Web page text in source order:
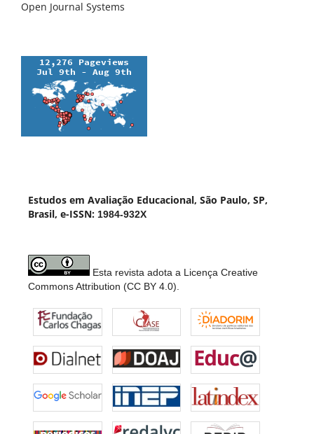
Open Journal Systems
Estudos em Avaliação Educacional, São Paulo, SP,
Brasil, e-ISSN: 1984-932X
Esta revista adota a Licença Creative
Commons Attribution (CC BY 4.0).